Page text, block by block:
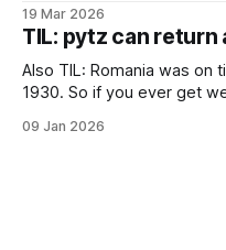
C++, I knew only PHP, I
19 Mar 2026
TIL: pytz can
Also TIL: Romania was on
1930. So if you ever get weird offsets, not full hour (and not
pytz for some reason
09 Jan 2026